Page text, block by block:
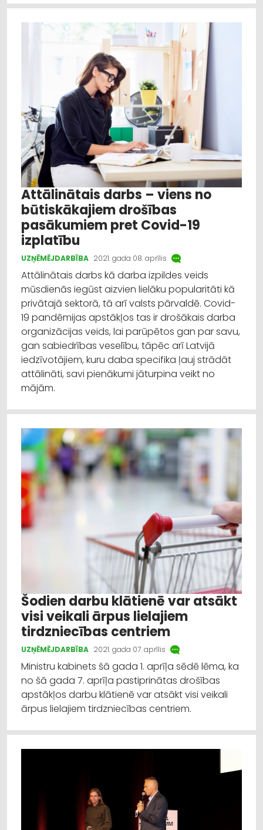
Attālinātais darbs – viens no
būtiskākajiem drošības
pasākumiem pret Covid-19
izplatību
UZŅĒMĒJDARBĪBA 2021. gada 08. aprīlis
Attālinātais darbs kā darba izpildes veids
mūsdienās iegūst aizvien lielāku popularitāti kā
privātajā sektorā, tā arī valsts pārvaldē. Covid-
19 pandēmijas apstākļos tas ir drošākais darba
organizācijas veids, lai parūpētos gan par savu,
gan sabiedrības veselību, tāpēc arī Latvijā
iedzīvotājiem, kuru daba specifika ļauj strādāt
attālināti, savi pienākumi jāturpina veikt no
mājām.
Šodien darbu klātienē var atsākt
visi veikali ārpus lielajiem
tirdzniecības centriem
UZŅĒMĒJDARBĪBA 2021. gada 07. aprīlis
Ministru kabinets šā gada 1. aprīļa sēdē lēma, ka
no šā gada 7. aprīļa pastiprinātas drošības
apstākļos darbu klātienē var atsākt visi veikali
ārpus lielajiem tirdzniecības centriem.